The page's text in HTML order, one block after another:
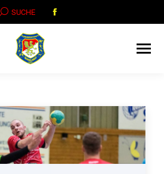
SEARCH:
SUCHE
page